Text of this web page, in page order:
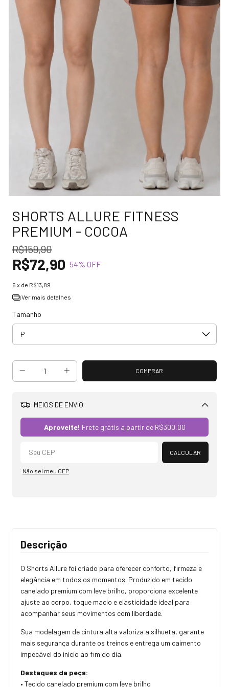
SHORTS ALLURE FITNESS
PREMIUM - COCOA
R$159,90
R$72,90 54% OFF
6 x de R$13,89
Ver mais detalhes
Tamanho
MEIOS DE ENVIO
Aproveite! Frete grátis a partir de R$300,00
CALCULAR
Não sei meu CEP
Descrição
O Shorts Allure foi criado para oferecer conforto, firmeza e
elegância em todos os momentos. Produzido em tecido
canelado premium com leve brilho, proporciona excelente
ajuste ao corpo, toque macio e elasticidade ideal para
acompanhar seus movimentos com liberdade.
Sua modelagem de cintura alta valoriza a silhueta, garante
mais segurança durante os treinos e entrega um caimento
impecável do início ao fim do dia.
Destaques da peça:
• Tecido canelado premium com leve brilho